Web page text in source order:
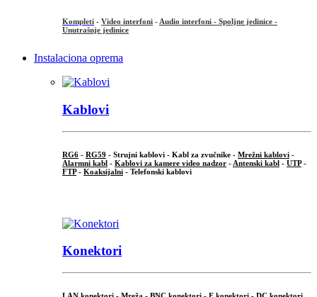
Kompleti - Video interfoni - Audio interfoni - Spoljne jedinice -
Unutrašnje jedinice
Instalaciona oprema
Kablovi
RG6 - RG59 - Strujni kablovi - Kabl za zvučnike - Mrežni kablovi -
Alarmni kabl - Kablovi za kamere video nadzor - Antenski kabl - UTP-
FTP- Koaksijalni - Telefonski kablovi
Konektori